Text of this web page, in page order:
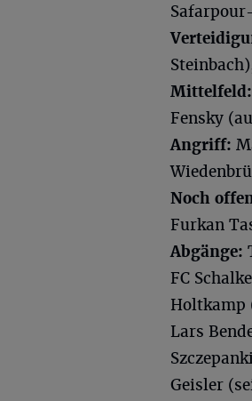
Mittelfeld:
Fensky
Angriff:
Noch
Furkan
Abgänge:
FC
Holtkamp
Lars
Geisler